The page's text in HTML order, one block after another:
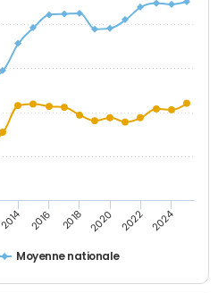
Moyenne nationale
2014 2016 2018 2020 2022 2024